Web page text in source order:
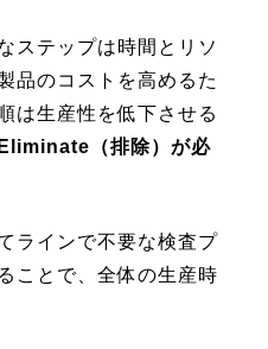
ステップは時間とリソ
品のコストを高めるた
は生産性を低下させる
Eliminate（排除）が必
ラインで不要な検査プ
ことで、全体の生産時